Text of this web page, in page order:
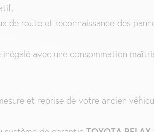
de route et reconnaissance des
inégalé avec une consommation
et reprise de votre ancien